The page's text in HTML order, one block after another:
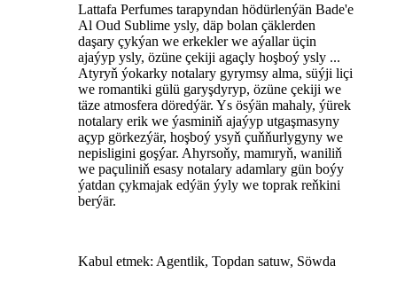
Lattafa Perfumes tarapyndan hödürlenýän Bade'e
Al Oud Sublime ysly, däp bolan çäklerden
daşary çykýan we erkekler we aýallar üçin
ajaýyp ysly, özüne çekiji agaçly hoşboý ysly ...
Atyryň ýokarky notalary gyrymsy alma, süýji liçi
we romantiki gülü garyşdyryp, özüne çekiji we
täze atmosfera döredýär. Ys ösýän mahaly, ýürek
notalary erik we ýasminiň ajaýyp utgaşmasyny
açyp görkezýär, hoşboý ysyň çuňňurlygyny we
nepisligini goşýar. Ahyrsoňy, mamıryň, waniliň
we paçuliniň esasy notalary adamlary gün boýy
ýatdan çykmajak edýän ýyly we toprak reňkini
berýär.
Kabul etmek: Agentlik, Topdan satuw, Söwda